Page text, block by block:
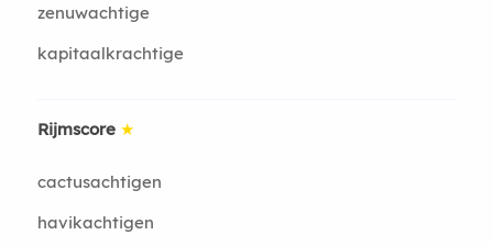
zenuwachtige
kapitaalkrachtige
Rijmscore ★
cactusachtigen
havikachtigen